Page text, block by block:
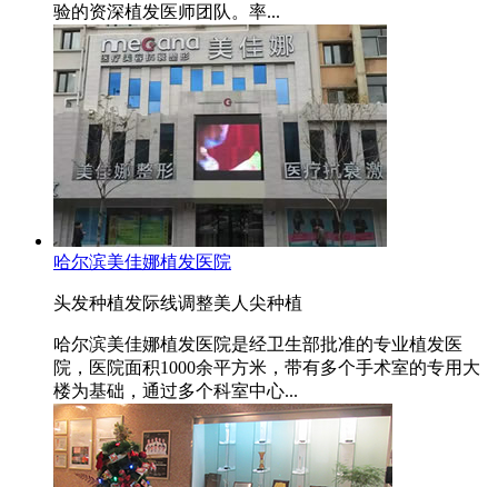
验的资深植发医师团队。率...
哈尔滨美佳娜植发医院
头发种植发际线调整美人尖种植
哈尔滨美佳娜植发医院是经卫生部批准的专业植发医
院，医院面积1000余平方米，带有多个手术室的专用大
楼为基础，通过多个科室中心...